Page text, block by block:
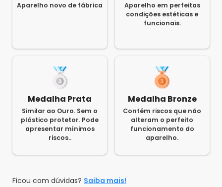
Aparelho novo de fábrica
Aparelho em perfeitas
condições estéticas e
funcionais.
Medalha Prata
Similar ao Ouro. Sem o
plástico protetor. Pode
apresentar mínimos
riscos..
Medalha Bronze
Contém riscos que não
alteram o perfeito
funcionamento do
aparelho.
Ficou com dúvidas? Saiba mais!